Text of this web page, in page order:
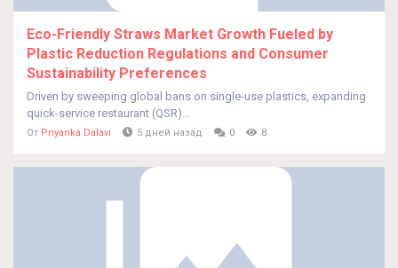
Eco-Friendly Straws Market Growth Fueled by
Plastic Reduction Regulations and Consumer
Sustainability Preferences
Driven by sweeping global bans on single-use plastics, expanding
quick-service restaurant (QSR)...
От Priyanka Dalavi 5 дней назад 0 8